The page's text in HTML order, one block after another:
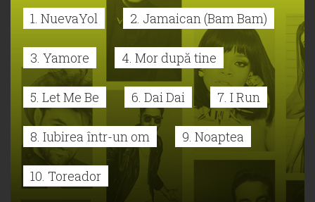
1. NuevaYol 2. Jamaican (Bam Bam)
3. Yamore 4. Mor după tine
5. Let Me Be 6. Dai Dai 7. I Run
8. Iubirea într-un om 9. Noaptea
10. Toreador